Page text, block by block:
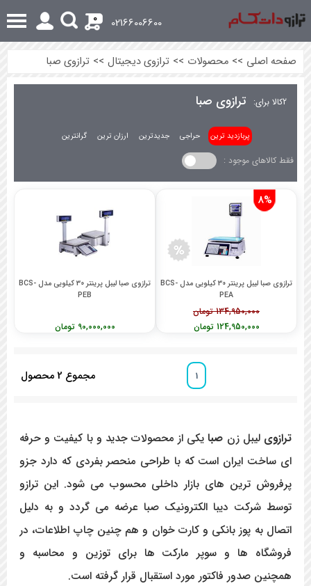
02166006600
0
صفحه اصلی >> محصولات >> ترازوی دیجیتال >> ترازوی صبا
2کالا برای: ترازوی صبا
پربازدید ترین حراجی جدیدترین ارزان ترین گرانترین
فقط کالاهای موجود :
8%
ترازوی صبا لیبل پرینتر 30 کیلویی مدل BCS-
PEA
134,950,000 تومان
124,950,000 تومان
ترازوی صبا لیبل پرینتر 30 کیلویی مدل BCS-
PEB
90,000,000 تومان
1 مجموع 2 محصول
ترازویلیبل زن صبا یکی از محصولات جدید و با کیفیت و حرفه
ای ساخت ایران است که با طراحی منحصر بفردی که دارد جزو
پرفروش ترین های بازار داخلی محسوب می شود. این ترازو
توسط شرکت دیبا الکترونیک صبا عرضه می گردد و به دلیل
اتصال به پوز بانکی و کارت خوان و هم چنین چاپ اطلاعات، در
فروشگاه ها و سوپر مارکت ها برای توزین و محاسبه و
همچنین صدور فاکتور مورد استقبال قرار گرفته است.